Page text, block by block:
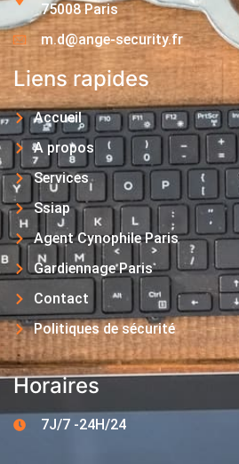
75008 Paris
m.d@ange-security.fr
Liens rapides
Accueil
A propos
Services
Ssiap
Agent Cynophile Paris
Gardiennage Paris
Contact
Politiques de sécurité
Horaires
7J/7 -24H/24